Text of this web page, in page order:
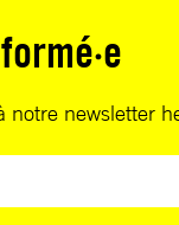
notre newsletter